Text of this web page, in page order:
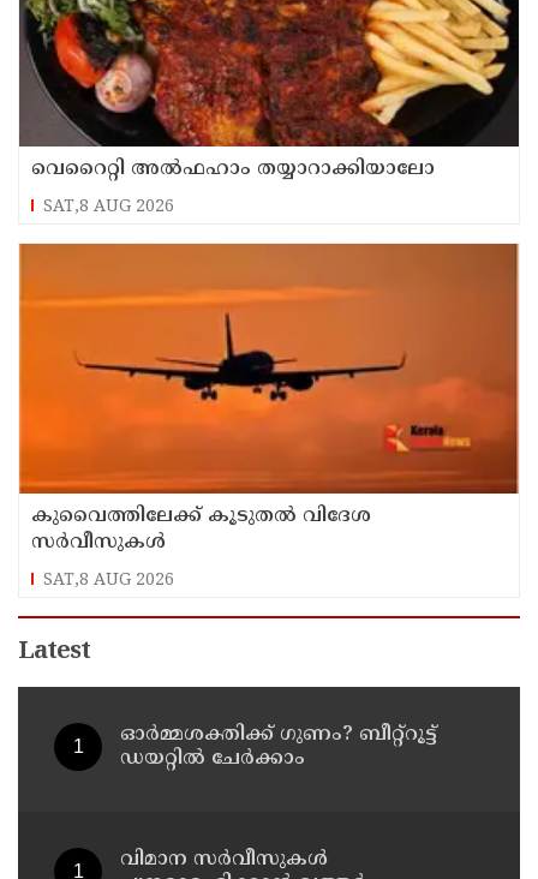
വെറൈറ്റി അൽഫഹാം തയ്യാറാക്കിയാലോ
SAT,8 AUG 2026
കുവൈത്തിലേക്ക് കൂടുതല്‍ വിദേശ
സര്‍വീസുകള്‍
SAT,8 AUG 2026
Latest
ഓർമ്മശക്തിക്ക് ഗുണം? ബീറ്റ്‌റൂട്ട്
ഡയറ്റിൽ ചേർക്കാം
വിമാന സര്‍വീസുകള്‍